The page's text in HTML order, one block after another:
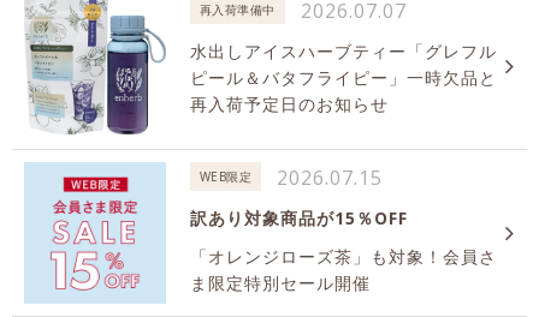
再入荷準備中 2026.07.07
水出しアイスハーブティー「グレフル
ピール＆バタフライピー」一時欠品と
再入荷予定日のお知らせ
WEB限定 2026.07.15
訳あり対象商品が15％OFF
「オレンジローズ茶」も対象！会員さ
ま限定特別セール開催